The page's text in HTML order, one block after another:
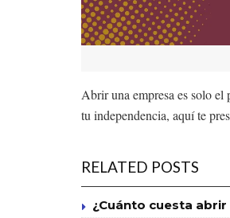
Abrir una empresa es solo el
tu independencia, aquí te
RELATED POSTS
¿Cuánto cuesta